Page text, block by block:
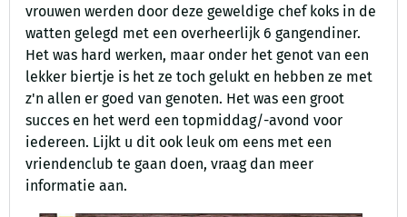
vrouwen werden door deze geweldige chef koks in de
watten gelegd met een overheerlijk 6 gangendiner.
Het was hard werken, maar onder het genot van een
lekker biertje is het ze toch gelukt en hebben ze met
z'n allen er goed van genoten. Het was een groot
succes en het werd een topmiddag/-avond voor
iedereen. Lijkt u dit ook leuk om eens met een
vriendenclub te gaan doen, vraag dan meer
informatie aan.